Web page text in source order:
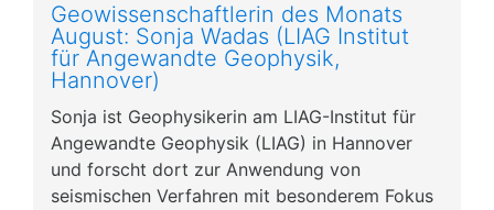
Geowissenschaftlerin des Monats
August: Sonja Wadas (LIAG Institut
für Angewandte Geophysik,
Hannover)
Sonja ist Geophysikerin am LIAG-Institut für
Angewandte Geophysik (LIAG) in Hannover
und forscht dort zur Anwendung von
seismischen Verfahren mit besonderem Fokus